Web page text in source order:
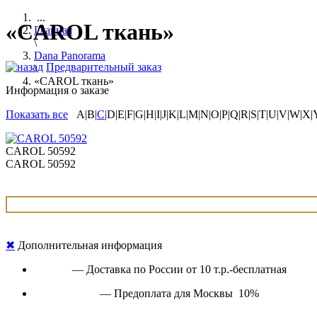
...
Главная
\
Dana Panorama
\
«CAROL ткань»
«CAROL ткань»
Предварительный заказ
Информация о заказе
Показать все A|B|C
CAROL 50592
CAROL 50592
✖ Дополнительная информация
— Доставка по России от 10 т.р.-бесплатная
— Предоплата для Москвы 10%